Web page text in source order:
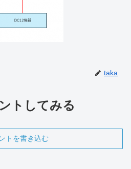
taka
トしてみる
トを書き込む